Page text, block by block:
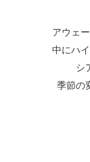
アウェ
中にハ
シ
季節の